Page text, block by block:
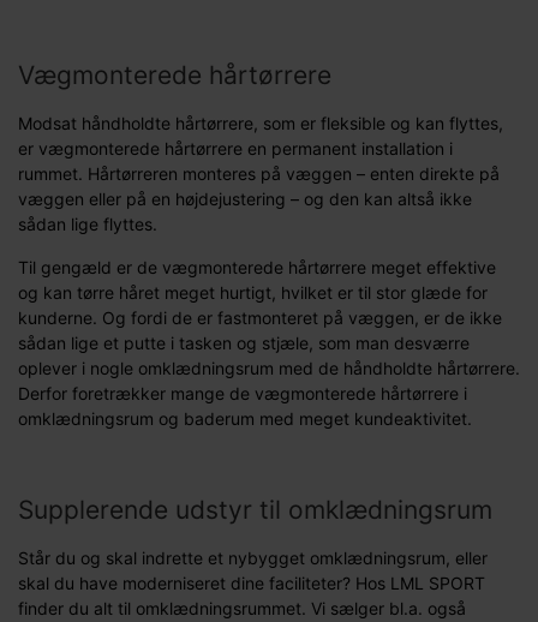
Vægmonterede hårtørrere
Modsat håndholdte hårtørrere, som er fleksible og kan flyttes,
er vægmonterede hårtørrere en permanent installation i
rummet. Hårtørreren monteres på væggen – enten direkte på
væggen eller på en højdejustering – og den kan altså ikke
sådan lige flyttes.
Til gengæld er de vægmonterede hårtørrere meget effektive
og kan tørre håret meget hurtigt, hvilket er til stor glæde for
kunderne. Og fordi de er fastmonteret på væggen, er de ikke
sådan lige et putte i tasken og stjæle, som man desværre
oplever i nogle omklædningsrum med de håndholdte hårtørrere.
Derfor foretrækker mange de vægmonterede hårtørrere i
omklædningsrum og baderum med meget kundeaktivitet.
Supplerende udstyr til omklædningsrum
Står du og skal indrette et nybygget omklædningsrum, eller
skal du have moderniseret dine faciliteter? Hos LML SPORT
finder du alt til omklædningsrummet. Vi sælger bl.a. også